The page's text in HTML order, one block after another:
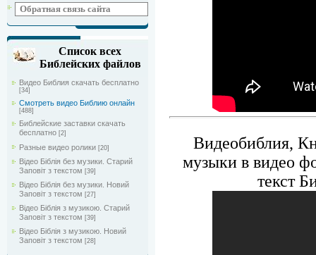
Обратная связь сайта
Список всех
Библейских файлов
Видео Библия скачать бесплатно
[34]
Смотреть видео Библию онлайн
[488]
Библейские заставки скачать
бесплатно [2]
Разные видео ролики [20]
Відео Біблія без музики. Старий
Заповіт з текстом [39]
Відео Біблія без музики. Новий
Заповіт з текстом [27]
Відео Біблія з музикою. Старий
Заповіт з текстом [39]
Відео Біблія з музикою. Новий
Заповіт з текстом [28]
Видеобиблия,
музыки в видео
текст